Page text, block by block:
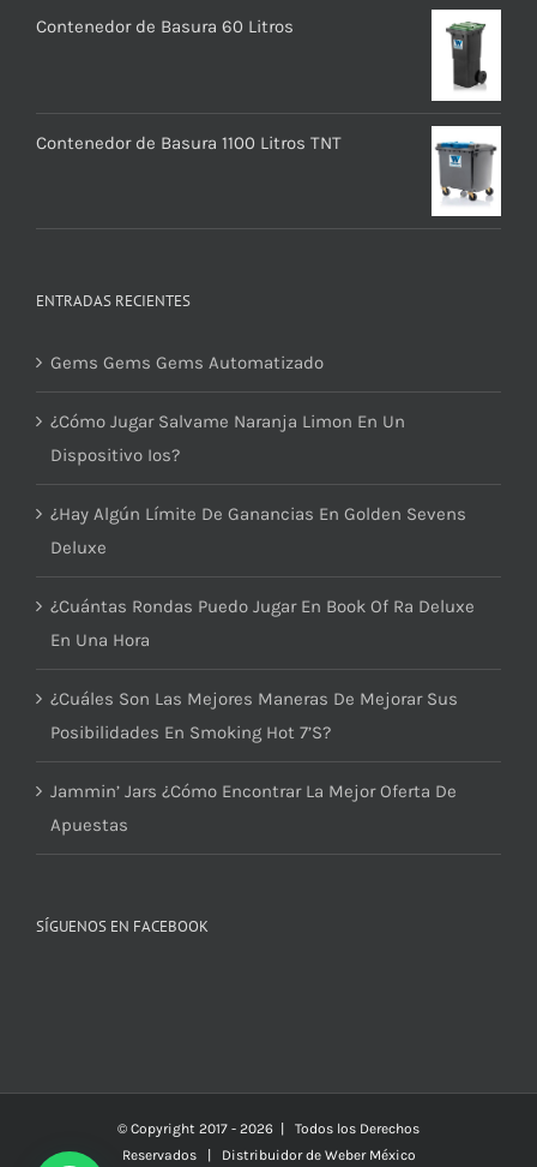
Contenedor de Basura 60 Litros
Contenedor de Basura 1100 Litros TNT
ENTRADAS RECIENTES
Gems Gems Gems Automatizado
¿Cómo Jugar Salvame Naranja Limon En Un
Dispositivo Ios?
¿Hay Algún Límite De Ganancias En Golden Sevens
Deluxe
¿Cuántas Rondas Puedo Jugar En Book Of Ra Deluxe
En Una Hora
¿Cuáles Son Las Mejores Maneras De Mejorar Sus
Posibilidades En Smoking Hot 7’S?
Jammin’ Jars ¿Cómo Encontrar La Mejor Oferta De
Apuestas
SÍGUENOS EN FACEBOOK
© Copyright 2017 - 2026 | Todos los Derechos
Reservados | Distribuidor de Weber México